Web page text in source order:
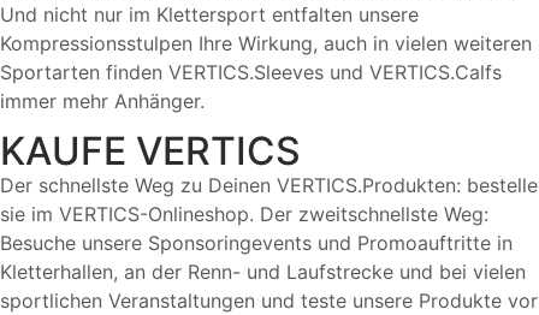
Und nicht nur im Klettersport entfalten unsere
Kompressionsstulpen Ihre Wirkung, auch in vielen weiteren
Sportarten finden VERTICS.Sleeves und VERTICS.Calfs
immer mehr Anhänger.
KAUFE VERTICS
Der schnellste Weg zu Deinen VERTICS.Produkten: bestelle
sie im VERTICS-Onlineshop. Der zweitschnellste Weg:
Besuche unsere Sponsoringevents und Promoauftritte in
Kletterhallen, an der Renn- und Laufstrecke und bei vielen
sportlichen Veranstaltungen und teste unsere Produkte vor